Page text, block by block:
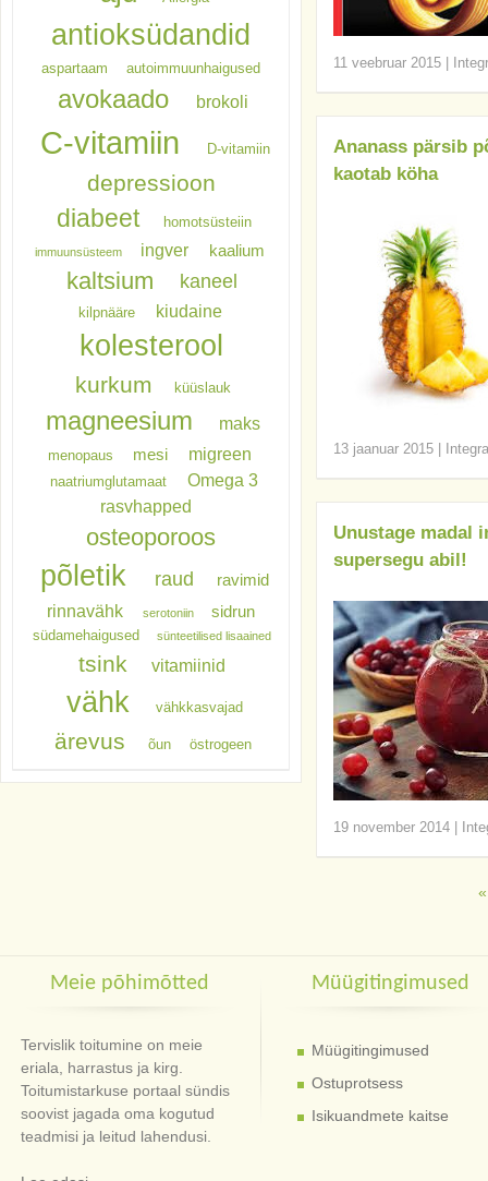
11 veebruar 2015
Ananass pärsib
kaotab köha
13 jaanuar 2015
Unustage madal
supersegu abil!
19 november 2014
«
antioksüdandid
aspartaam autoimmuunhaigused
avokaado brokoli
C-vitamiin D-vitamiin
depressioon
diabeet homotsüsteiin
immuunsüsteem ingver kaalium
kaltsium kaneel
kilpnääre kiudaine
kolesterool
kurkum küüslauk
magneesium maks
menopaus mesi migreen
naatriumglutamaat
Omega 3
rasvhapped
osteoporoos
põletik raud ravimid
rinnavähk serotoniin sidrun
südamehaigused sünteetilised lisaained
tsink vitamiinid
vähk vähkkasvajad
ärevus õun östrogeen
Meie põhimõtted
Tervislik toitumine on meie
eriala, harrastus ja kirg.
Toitumistarkuse portaal sündis
soovist jagada oma kogutud
teadmisi ja leitud lahendusi.
Müügitingimused
Müügitingimused
Ostuprotsess
Isikuandmete kaitse